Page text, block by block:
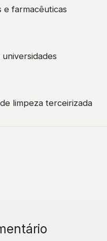
e farmacêuticas
limpeza terceirizada